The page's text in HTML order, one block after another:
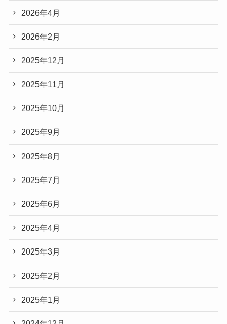
2026年4月
2026年2月
2025年12月
2025年11月
2025年10月
2025年9月
2025年8月
2025年7月
2025年6月
2025年4月
2025年3月
2025年2月
2025年1月